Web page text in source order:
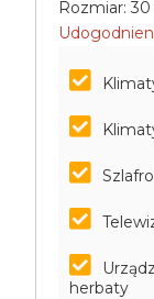
Rozmiar:
herbaty